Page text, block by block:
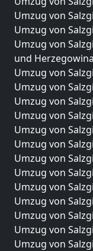
Umzug von
Umzug von
Umzug von
und Herzegowina
Umzug von
Umzug von
Umzug von
Umzug von
Umzug von
Umzug von
Umzug von
Umzug von
Umzug von
Umzug von
Umzug von
Umzug von
Umzug von